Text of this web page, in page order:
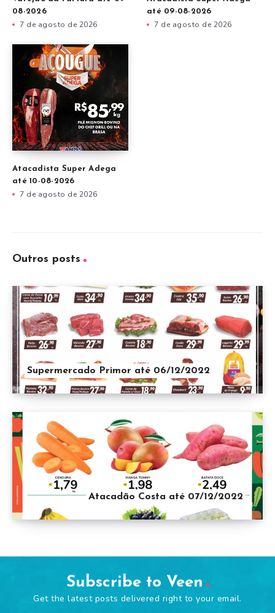
08-2026
7 de agosto de 2026
até 09-08-2026
7 de agosto de 2026
Atacadista Super Adega
até 10-08-2026
7 de agosto de 2026
Outros posts
Supermercado Primor até 06/12/2022
Atacadão Costa até 07/12/2022
Subscribe to Veen
Get the latest posts delivered right to your email.